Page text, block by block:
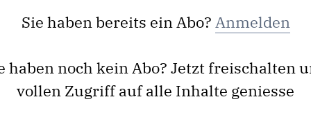
Sie haben bereits ein Abo? Anmelden
haben noch kein Abo? Jetzt freischalten
vollen Zugriff auf alle Inhalte geniesse